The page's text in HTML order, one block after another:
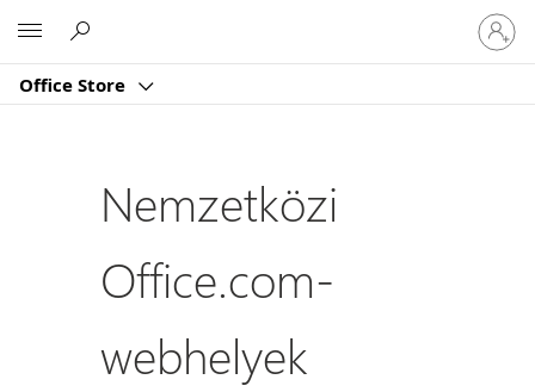
Office Store
be
a
Nemzetközi
Office.com-
webhelyek